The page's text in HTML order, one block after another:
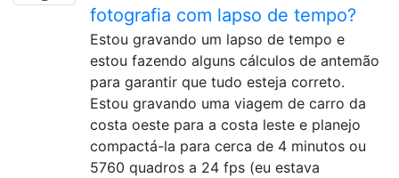
fotografia com lapso de tempo?
Estou gravando um lapso de tempo e
estou fazendo alguns cálculos de antemão
para garantir que tudo esteja correto.
Estou gravando uma viagem de carro da
costa oeste para a costa leste e planejo
compactá-la para cerca de 4 minutos ou
5760 quadros a 24 fps (eu estava